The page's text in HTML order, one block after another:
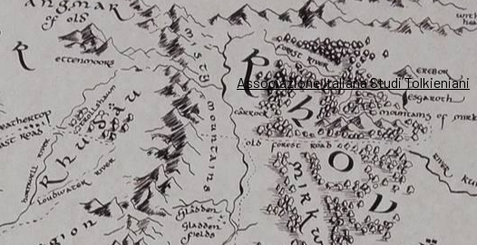
Associazione Italiana Studi Tolkieniani